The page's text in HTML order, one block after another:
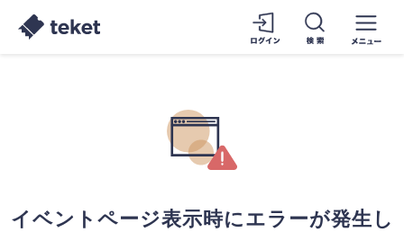
イベントページ表示時にエラーが発生し